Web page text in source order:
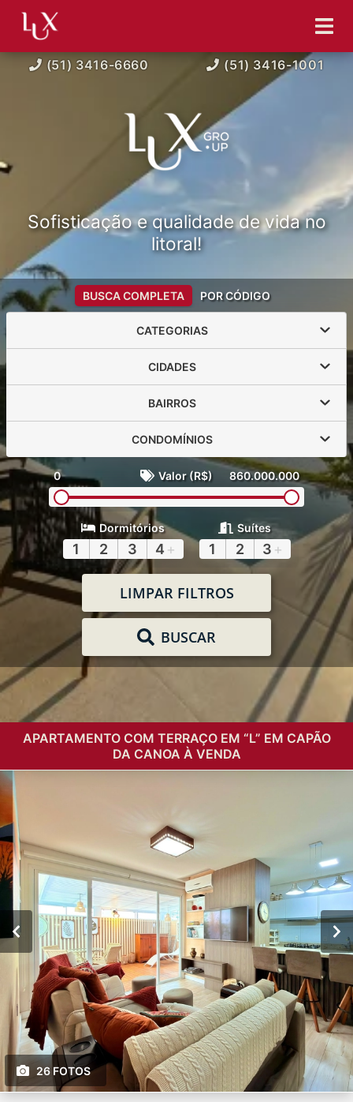
(51) 3416-6660 (51) 3416-1001
Sofisticação e qualidade de vida no
litoral!
BUSCA COMPLETA POR CÓDIGO
CATEGORIAS
CIDADES
BAIRROS
CONDOMÍNIOS
0 Valor (R$) 860.000.000
Dormitórios
1 2 3 4 +
Suítes
1 2 3 +
LIMPAR FILTROS
BUSCAR
APARTAMENTO COM TERRAÇO EM “L” EM CAPÃO
DA CANOA À VENDA
26 FOTOS